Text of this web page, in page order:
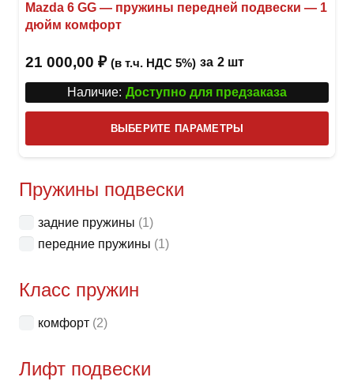
Mazda 6 GG — пружины передней подвески — 1
дюйм комфорт
21 000,00 ₽ (в т.ч. НДС 5%) за 2 шт
Наличие: Доступно для предзаказа
ВЫБЕРИТЕ ПАРАМЕТРЫ
товар
Пружины подвески
задние пружины (1)
передние пружины (1)
Класс пружин
комфорт (2)
Лифт подвески